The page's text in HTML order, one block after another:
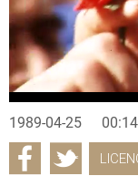
1989-04-25